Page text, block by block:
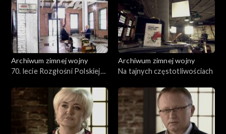
Archiwum zimnej wojny
70. lecie Rozgłośni Polskiej
Archiwum zimnej wojny
Na tajnych częstotliwościach